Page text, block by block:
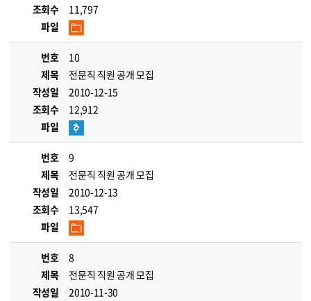
조회수
11,797
파일
번호
10
제목
전문직 직원 공개 모집
작성일
2010-12-15
조회수
12,912
파일
번호
9
제목
전문직 직원 공개 모집
작성일
2010-12-13
조회수
13,547
파일
번호
8
제목
전문직 직원 공개 모집
작성일
2010-11-30